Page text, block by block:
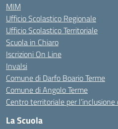
MIM
Ufficio Scolastico Regionale
Ufficio Scolastico Territoriale
Scuola in Chiaro
Iscrizioni On Line
Invalsi
Comune di Darfo Boario Terme
Comune di Angolo Terme
Centro territoriale per
La Scuola